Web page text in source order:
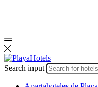
Search input